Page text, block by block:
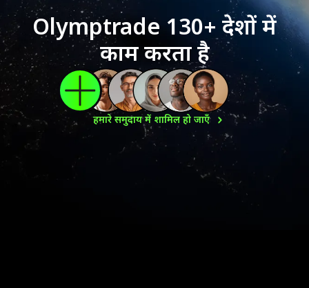
Olymptrade 130+ देशों में
काम करता है
हमारे समुदाय में शामिल हो जाएँ